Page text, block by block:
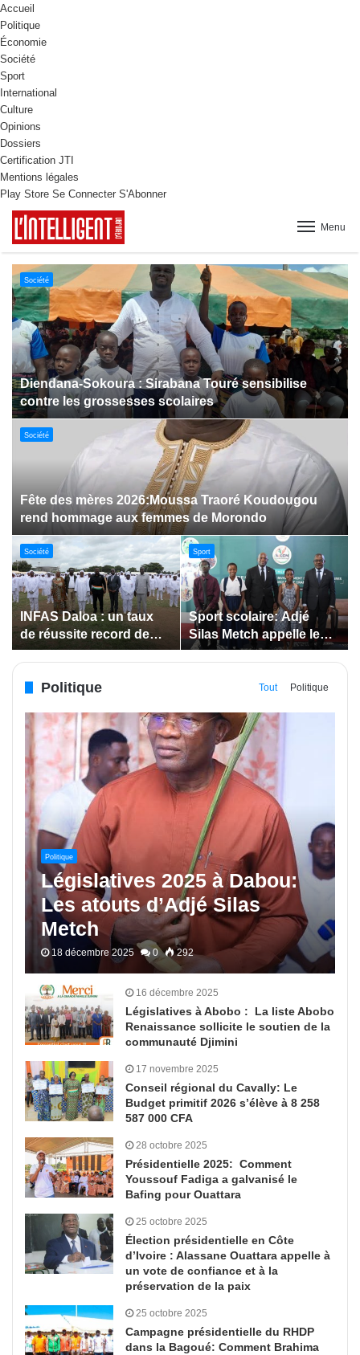
Accueil
Politique
Économie
Société
Sport
International
Culture
Opinions
Dossiers
Certification JTI
Mentions légales
Play Store Se Connecter S'Abonner
Menu
Culture
Dabakala:Le festival FEMUDA 2.0 dévoile des
innovations porteuses d’espoir pour la jeunesse
Sport
Jeux paralympiques de 2028 :
Société
Bodokro : 30 élèves
célébrés à la Journée de
l’Excellence du Lycée
Société
Insertion des jeunes: La
Côte d’Ivoire renforce le
suivi des conventions
Politique Tout Politique
Politique
Législatives 2025 à Dabou:
Les atouts d’Adjé Silas
Metch
18 décembre 2025 0 292
16 décembre 2025
Législatives à Abobo : La liste Abobo
Renaissance sollicite le soutien de la
communauté Djimini
17 novembre 2025
Conseil régional du Cavally: Le
Budget primitif 2026 s’élève à 8 258
587 000 CFA
28 octobre 2025
Présidentielle 2025: Comment
Youssouf Fadiga a galvanisé le
Bafing pour Ouattara
25 octobre 2025
Élection présidentielle en Côte
d’Ivoire : Alassane Ouattara appelle à
un vote de confiance et à la
préservation de la paix
25 octobre 2025
Campagne présidentielle du RHDP
dans la Bagoué: Comment Brahima